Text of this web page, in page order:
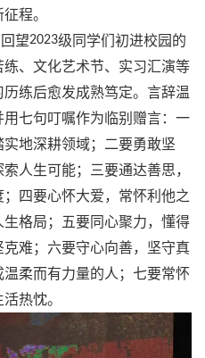
程。
望2023级同学们初进校园的
、文化艺术节、实习汇演等
练后愈发成熟笃定。言辞温
七句叮嘱作为临别赠言：一
地深耕领域；二要勇敢坚
人生可能；三要通达善思，
四要心怀大爱，常怀利他之
格局；五要同心聚力，懂得
难；六要守心向善，坚守真
柔而有力量的人；七要常怀
热忱。